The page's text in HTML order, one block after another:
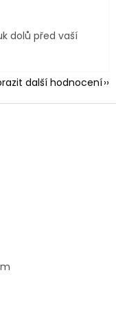
5 hvězdiček.
dolů před vaší
další hodnocení